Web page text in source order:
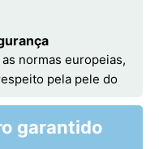
normas europeias,
pela pele do
garantido